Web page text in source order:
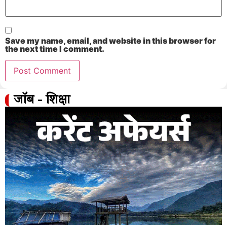
Save my name, email, and website in this browser for
the next time I comment.
जॉब - शिक्षा